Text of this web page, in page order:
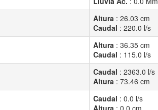
Altura : 26.03 cm
Caudal : 220.0 l/s
Altura : 36.35 cm
Caudal : 115.0 l/s
Caudal : 2363.0 l/s
Altura : 73.46 cm
Caudal : 0.0 l/s
Altura : 0.0 cm